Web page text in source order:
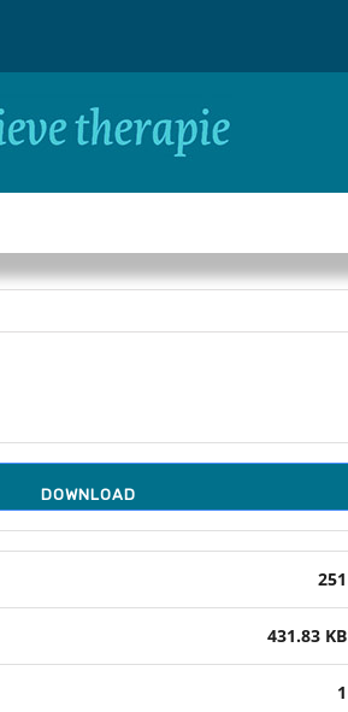
DOWNLOAD
251
431.83 KB
1